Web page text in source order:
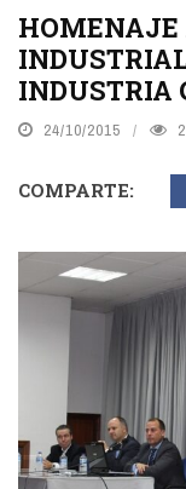
HOMENAJE
INDUSTRIA
24/10/2015
COMPARTE: